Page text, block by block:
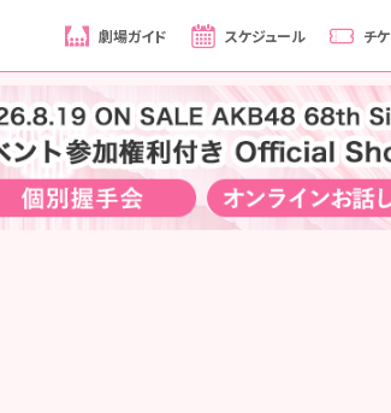
劇場ガイド スケジュール チ